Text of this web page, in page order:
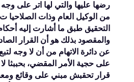
رضها عليها والتي لها اتر على
من الوكيل العام وذات
التحقيق طبق ما أشارت إليه
والمقصود بذلك هو أن القرار
عن دائرة الاتهام من أن لا وجه
على حجية الأمر المقضي، بحببثا
قرار تحقبش مبني على وقائع